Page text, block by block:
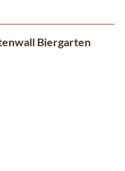
Biergarten